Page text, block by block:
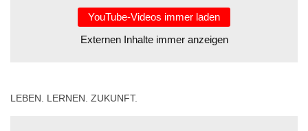
YouTube-Videos immer laden
Externen Inhalte immer anzeigen
LEBEN. LERNEN. ZUKUNFT.